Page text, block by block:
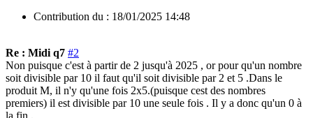
Contribution du : 18/01/2025 14:48
Re : Midi q7 #2
Non puisque c'est à partir de 2 jusqu'à 2025 , or pour qu'un nombre
soit divisible par 10 il faut qu'il soit divisible par 2 et 5 .Dans le
produit M, il n'y qu'une fois 2x5.(puisque cest des nombres
premiers) il est divisible par 10 une seule fois . Il y a donc qu'un 0 à
la fin .